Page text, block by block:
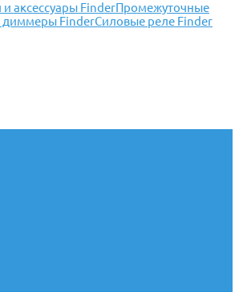
и аксессуары FinderПромежуточные
диммеры FinderСиловые реле Finder